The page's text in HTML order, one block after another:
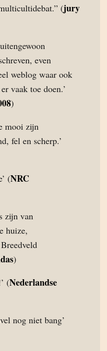
(jury
even
weblog waar ook
vaak toe doen.’
)
mooi zijn
fel en scherp.’
(NRC
zijn van
huize,
)
(Nederlandse
nog niet bang’